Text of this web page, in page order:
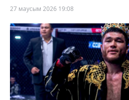
27 маусым 2026 19:08